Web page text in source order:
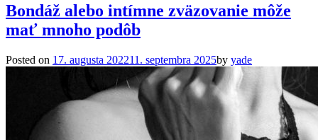
Bondáž alebo intímne zväzovanie môže
mať mnoho podôb
Posted on 17. augusta 202211. septembra 2025by yade